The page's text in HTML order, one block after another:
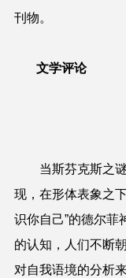
刊物。
文学评论
当斯芬克斯之
现，在形体表象之
识你自己”的德尔菲
的认知，人们不断
对自我语境的分析